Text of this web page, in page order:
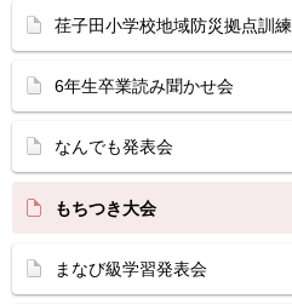
荏子田小学校地域防災拠点訓練
6年生卒業読み聞かせ会
なんでも発表会
もちつき大会
まなび級学習発表会